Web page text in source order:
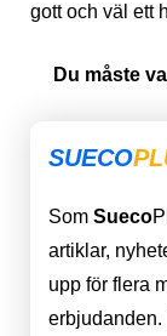
gott och väl ett
Du måste
SUECO
Som Sueco
artiklar,
upp för flera
erbjudanden.